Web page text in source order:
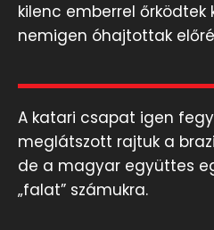
kilenc emberrel őrködtek
nemigen óhajtottak
A katari csapat igen
meglátszott rajtuk a
de a magyar együttes
„falat” számukra.